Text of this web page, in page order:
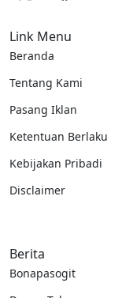
Link Menu
Beranda
Tentang Kami
Pasang Iklan
Ketentuan Berlaku
Kebijakan Pribadi
Disclaimer
Berita
Bonapasogit